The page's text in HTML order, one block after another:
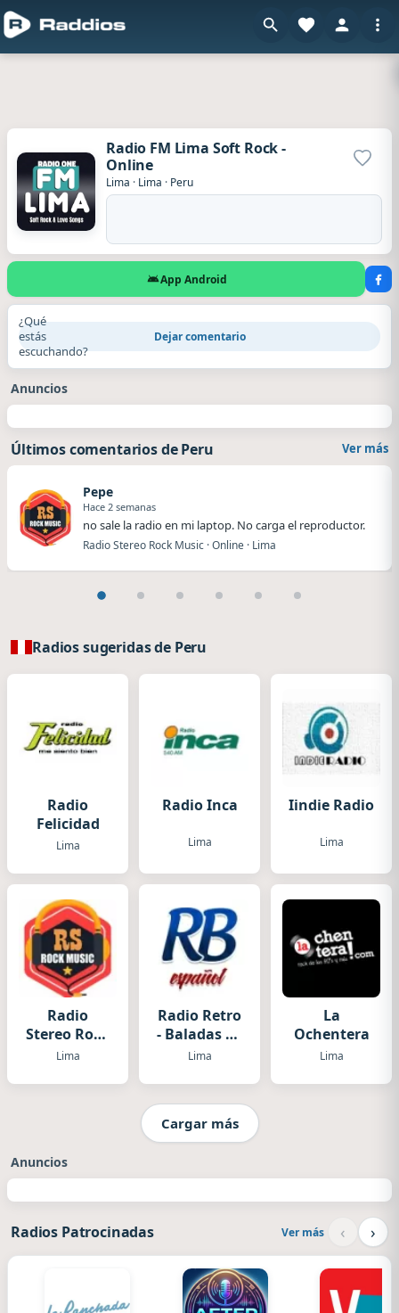
Radio FM Lima Soft Rock -
Online
Lima · Lima · Peru
App Android
¿Qué
estás
escuchando?
Dejar comentario
Anuncios
Últimos comentarios de Peru Ver más
Pepe
Hace 2 semanas
no sale la radio en mi laptop. No carga el reproductor.
Radio Stereo Rock Music · Online · Lima
Radios sugeridas de Peru
Radio
Felicidad
Lima
Radio Inca
Lima
Iindie Radio
Lima
Radio
Stereo Rock
Music
Lima
Radio Retro
- Baladas en
Español
Lima
La
Ochentera
Lima
Cargar más
Anuncios
Radios Patrocinadas Ver más ‹ ›